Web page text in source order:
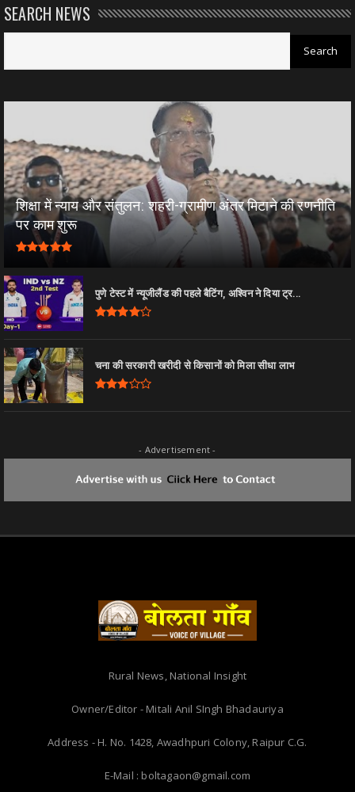
SEARCH NEWS
शिक्षा में न्याय और संतुलन: शहरी-ग्रामीण अंतर मिटाने की रणनीति
पर काम शुरू
पुणे टेस्ट में न्यूजीलैंड की पहले बैटिंग, अश्विन ने दिया ट्र...
चना की सरकारी खरीदी से किसानों को मिला सीधा लाभ
- Advertisement -
Rural News, National Insight
Owner/Editor - Mitali Anil SIngh Bhadauriya
Address - H. No. 1428, Awadhpuri Colony, Raipur C.G.
E-Mail : boltagaon@gmail.com